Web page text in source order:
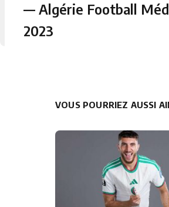
— Algérie Football
2023
VOUS POURRIEZ AUSSI